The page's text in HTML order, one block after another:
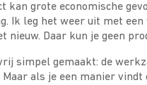
kan grote economische
Ik leg het weer uit met
nieuw. Daar kun je geen
simpel gemaakt: de
Maar als je een manier